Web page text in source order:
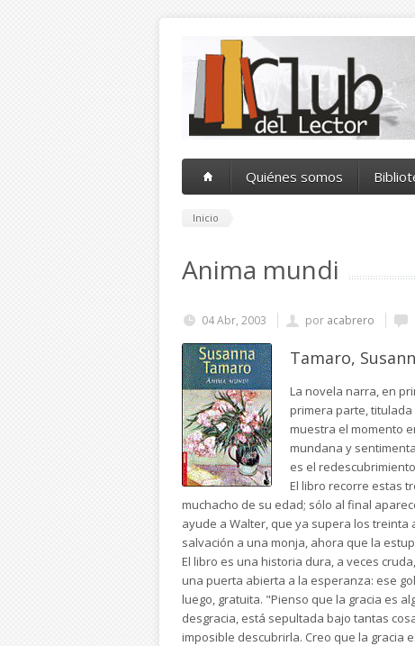
Quiénes somos
Inicio
Anima mundi
04 Abr, 2003 por acabrero
Tamaro,
La novela narra, en
primera parte, titulada
muestra el momento
mundana y
es el
El libro recorre estas
muchacho de su edad; sólo al final
ayude a Walter, que ya supera los
salvación a una monja, ahora que la
El libro es una historia dura, a veces
una puerta abierta a la esperanza: ese
luego, gratuita. "Pienso que la gracia es
desgracia, está sepultada bajo tantas
imposible descubrirla. Creo que la gracia